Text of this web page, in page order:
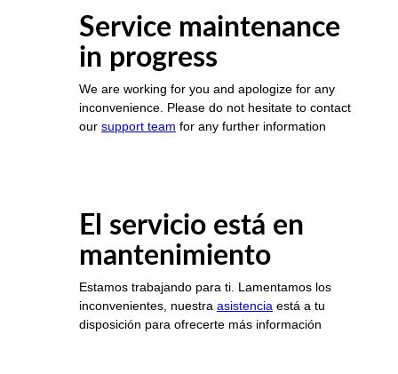
Service maintenance
in progress
We are working for you and apologize for any
inconvenience. Please do not hesitate to contact
our support team for any further information
El servicio está en
mantenimiento
Estamos trabajando para ti. Lamentamos los
inconvenientes, nuestra asistencia está a tu
disposición para ofrecerte más información